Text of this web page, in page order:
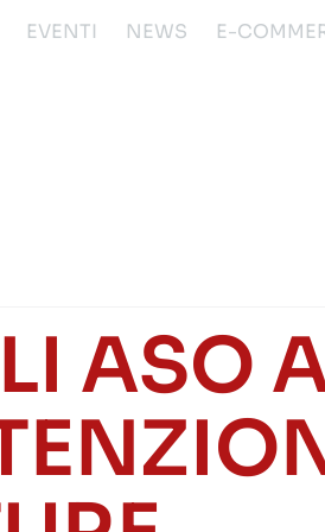
EVENTI NEWS E-
ASO